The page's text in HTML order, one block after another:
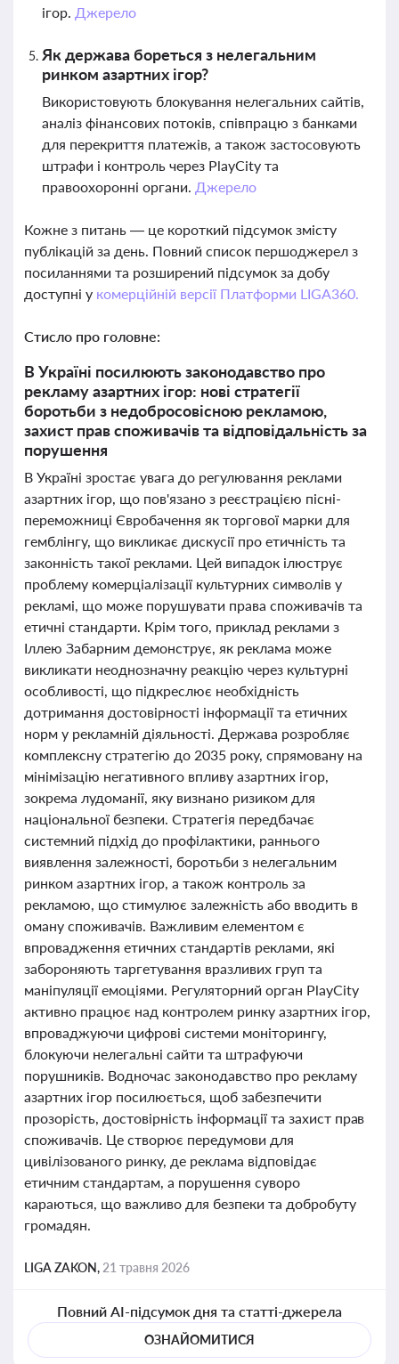
ігор. Джерело
Як держава бореться з нелегальним
ринком азартних ігор?
Використовують блокування нелегальних сайтів,
аналіз фінансових потоків, співпрацю з банками
для перекриття платежів, а також застосовують
штрафи і контроль через PlayCity та
правоохоронні органи. Джерело
Кожне з питань — це короткий підсумок змісту
публікацій за день. Повний список першоджерел з
посиланнями та розширений підсумок за добу
доступні у комерційній версії Платформи LIGA360.
Стисло про головне:
В Україні посилюють законодавство про
рекламу азартних ігор: нові стратегії
боротьби з недобросовісною рекламою,
захист прав споживачів та відповідальність за
порушення
В Україні зростає увага до регулювання реклами
азартних ігор, що пов'язано з реєстрацією пісні-
переможниці Євробачення як торгової марки для
гемблінгу, що викликає дискусії про етичність та
законність такої реклами. Цей випадок ілюструє
проблему комерціалізації культурних символів у
рекламі, що може порушувати права споживачів та
етичні стандарти. Крім того, приклад реклами з
Іллею Забарним демонструє, як реклама може
викликати неоднозначну реакцію через культурні
особливості, що підкреслює необхідність
дотримання достовірності інформації та етичних
норм у рекламній діяльності. Держава розробляє
комплексну стратегію до 2035 року, спрямовану на
мінімізацію негативного впливу азартних ігор,
зокрема лудоманії, яку визнано ризиком для
національної безпеки. Стратегія передбачає
системний підхід до профілактики, раннього
виявлення залежності, боротьби з нелегальним
ринком азартних ігор, а також контроль за
рекламою, що стимулює залежність або вводить в
оману споживачів. Важливим елементом є
впровадження етичних стандартів реклами, які
забороняють таргетування вразливих груп та
маніпуляції емоціями. Регуляторний орган PlayCity
активно працює над контролем ринку азартних ігор,
впроваджуючи цифрові системи моніторингу,
блокуючи нелегальні сайти та штрафуючи
порушників. Водночас законодавство про рекламу
азартних ігор посилюється, щоб забезпечити
прозорість, достовірність інформації та захист прав
споживачів. Це створює передумови для
цивілізованого ринку, де реклама відповідає
етичним стандартам, а порушення суворо
караються, що важливо для безпеки та добробуту
громадян.
LIGA ZAKON, 21 травня 2026
Повний AI-підсумок дня та статті-джерела
ОЗНАЙОМИТИСЯ